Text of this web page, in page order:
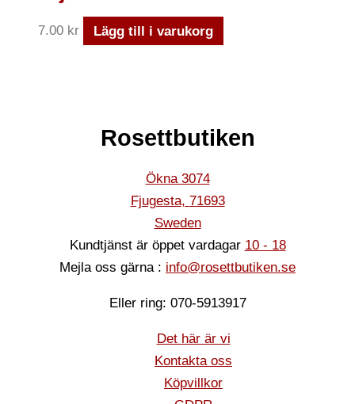
7.00 kr Lägg till i varukorg
Rosettbutiken
Ökna 3074
Fjugesta, 71693
Sweden
Kundtjänst är öppet vardagar 10 - 18
Mejla oss gärna : info@rosettbutiken.se
Eller ring: 070-5913917
Det här är vi
Kontakta oss
Köpvillkor